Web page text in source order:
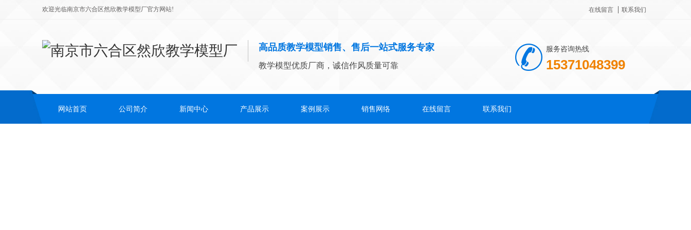
欢迎光临南京市六合区然欣教学模型厂官方网站! 在线留言 联系我们
高品质教学模型销售、售后一站式服务专家
教学模型优质厂商，诚信作风质量可靠
服务咨询热线
15371048399
网站首页 公司简介 新闻中心 产品展示 案例展示 销售网络 在线留言 联系我们